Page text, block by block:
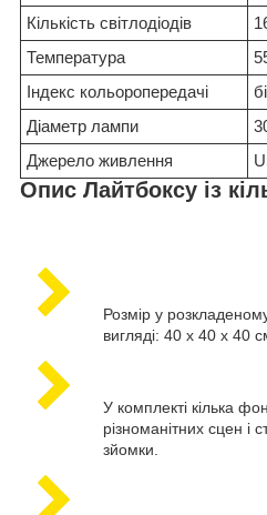
Кількість світлодіодів
Температура
Індекс кольоропередачі
Діаметр лампи
Джерело живлення
Опис Лайтбоксу із
Розмір у
вигляді: 40 х 40 х 40
У комплекті кілька
різноманітних сцен і
зйомки.